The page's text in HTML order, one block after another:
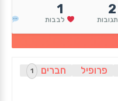
2
תגובות
1
לבבות
פרופיל חברים 1